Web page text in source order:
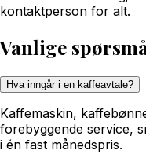
kontaktperson for alt.
Vanlige
Hva inngår i en kaffeavtale?
Kaffemaskin,
forebyggende service,
i én fast månedspris.